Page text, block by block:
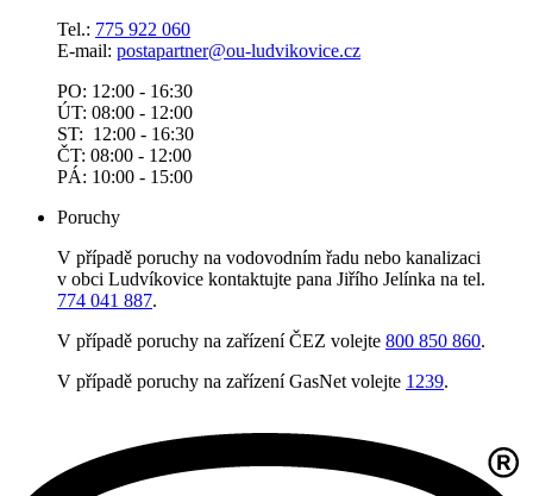
Tel.: 775 922 060
E-mail: postapartner@ou-ludvikovice.cz
PO: 12:00 - 16:30
ÚT: 08:00 - 12:00
ST: 12:00 - 16:30
ČT: 08:00 - 12:00
PÁ: 10:00 - 15:00
Poruchy
V případě poruchy na vodovodním řadu nebo kanalizaci
v obci Ludvíkovice kontaktujte pana Jiřího Jelínka na tel.
774 041 887.
V případě poruchy na zařízení ČEZ volejte 800 850 860.
V případě poruchy na zařízení GasNet volejte 1239.